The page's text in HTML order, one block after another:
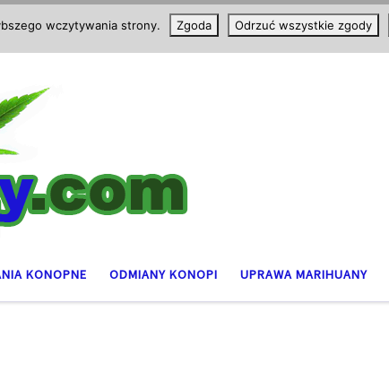
KONOPNE ODMIANY KONOPI UPRAWA MARIHUANY
wczytywania strony. Zgoda Odrzuć wszystkie zgody